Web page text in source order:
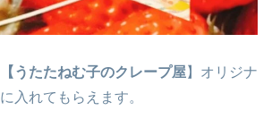
【うたたねむ子のクレープ屋】オリジナ
入れてもらえます。